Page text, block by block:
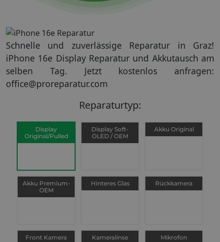
Schnelle und zuverlässige Reparatur in Graz!
iPhone 16e Display Reparatur und Akkutausch am
selben Tag. Jetzt kostenlos anfragen:
office@proreparatur.com
Reparaturtyp:
Display
Original/Pulled
Display Soft-
OLED / OEM
Akku Original
Akku Premium-
OEM
Hinteres Glas Rückkamera
Front Kamera Kameralinse Mikrofon